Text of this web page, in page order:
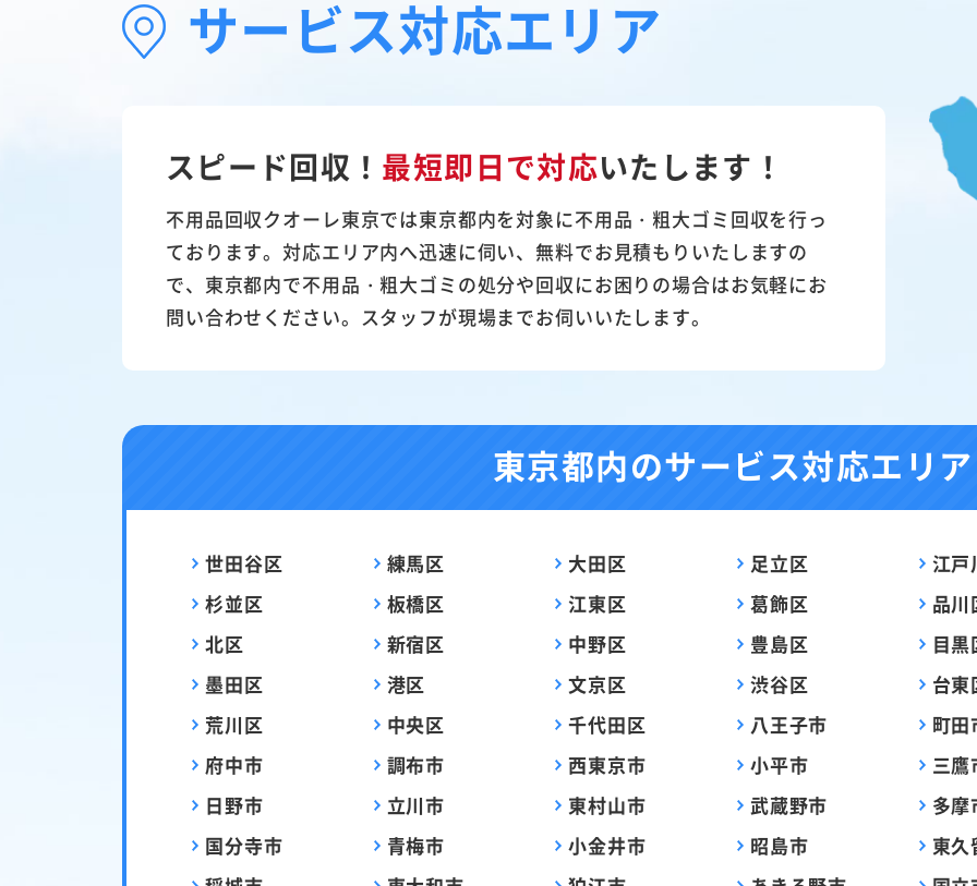
サービス対応エリア
スピード回収！ 最短即日で対応いたします！
不用品回収クオーレ東京では東京都内を対象に不用品・粗大ゴミ回収を行っ
ております。対応エリア内へ迅速に伺い、無料でお見積もりいたしますの
で、東京都内で不用品・粗大ゴミの処分や回収にお困りの場合はお気軽にお
問い合わせください。スタッフが現場までお伺いいたします。
東京都内のサービス対応エリア
世田谷区 練馬区 大田区 足立区
江戸
杉並区
板橋区 江東区 葛飾区
品川
北区
新宿区 中野区 豊島区
目黒
墨田区
港区 文京区 渋谷区
台東
荒川区
中央区 千代田区 八王子市
町田
府中市
調布市 西東京市 小平市
三鷹
日野市
立川市 東村山市 武蔵野市
多摩
国分寺市
青梅市 小金井市 昭島市
東